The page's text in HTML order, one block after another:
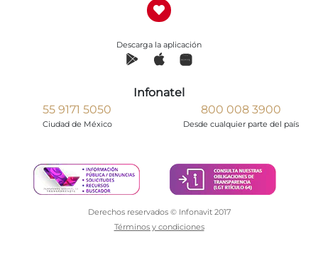
Descarga la aplicación
Infonatel
55 9171 5050
Ciudad de México
800 008 3900
Desde cualquier parte del país
Derechos reservados © Infonavit 2017
Términos y condiciones